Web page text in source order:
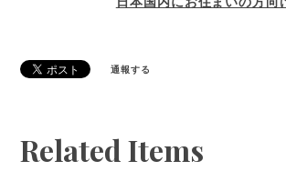
通報する
Related Items